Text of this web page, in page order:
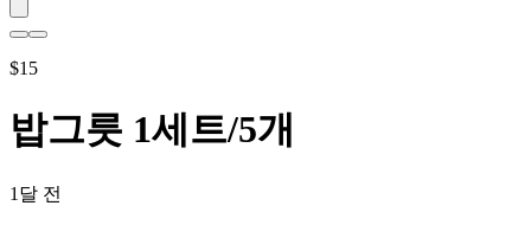
$15
밥그릇 1세트/5개
1달 전